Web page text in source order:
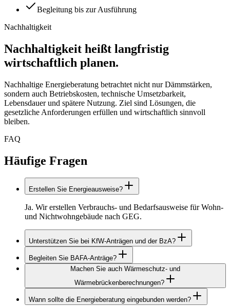
Begleitung bis zur Ausführung
Nachhaltigkeit
Nachhaltigkeit heißt langfristig
wirtschaftlich planen.
Nachhaltige Energieberatung betrachtet nicht nur Dämmstärken,
sondern auch Betriebskosten, technische Umsetzbarkeit,
Lebensdauer und spätere Nutzung. Ziel sind Lösungen, die
gesetzliche Anforderungen erfüllen und wirtschaftlich sinnvoll
bleiben.
FAQ
Häufige Fragen
Erstellen Sie Energieausweise?
Ja. Wir erstellen Verbrauchs- und Bedarfsausweise für Wohn-
und Nichtwohngebäude nach GEG.
Unterstützen Sie bei KfW-Anträgen und der BzA?
Ja. Wir unterstützen projektbezogen bei KfW-Unterlagen und
der Bestätigung zum Antrag (BzA), soweit die
Voraussetzungen und Beauftragung im konkreten Projekt
vorliegen.
Begleiten Sie BAFA-Anträge?
Ja. Wir begleiten BAFA-Themen rund um förderfähige
Einzelmaßnahmen, bereiten Unterlagen vor und prüfen
Anforderungen projektbezogen.
Machen Sie auch Wärmeschutz- und
Wärmebrückenberechnungen?
Ja. Wärmeschutznachweise, Wärmebrückenberechnungen
Wann sollte die Energieberatung eingebunden werden?